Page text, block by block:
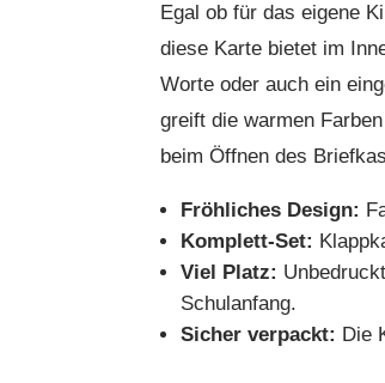
Egal ob für das eigene
diese Karte bietet im
Worte oder auch ein
greift die warmen
beim Öffnen des
Fröhliches Design:
Komplett-Set:
Viel Platz:
Schulanfang.
Sicher verpackt: Die